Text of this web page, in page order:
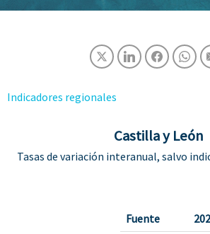
Indicadores regionales
Castilla y León
Tasas de variación interanual, salvo
Fuente